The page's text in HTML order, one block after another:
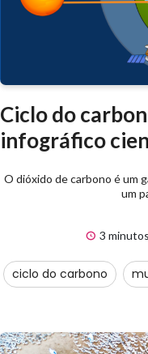
Ciclo do
infográfico
O dióxido de carbono é um
um
3
ciclo do carbono